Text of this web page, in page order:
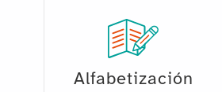
Alfabetización